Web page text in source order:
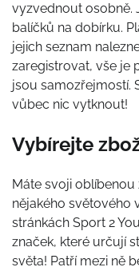
vyzvednout osobně.
balíčků na dobírku.
jejich seznam
zaregistrovat, vše je
jsou samozřejmostí.
vůbec nic vytknout!
Vybírejte
Máte svoji
nějakého světového
stránkách Sport 2
značek, které určují
světa! Patří mezi ně